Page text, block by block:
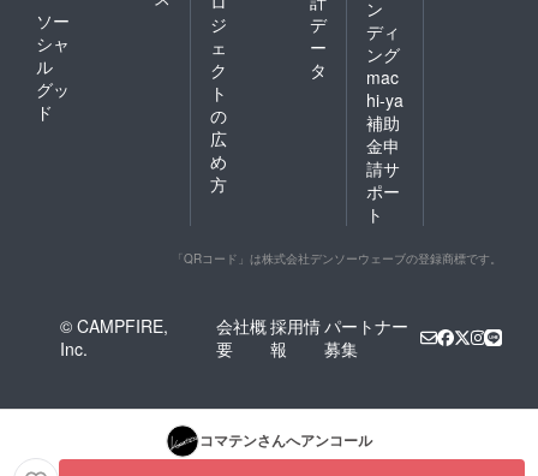
ソー
シャ
ル
グッ
ド
ジ
ェ
ク
ト
の
広
め
方
デ
ー
タ
ン
ディ
ング
mac
hi-ya
補助
金申
請サ
ポー
ト
「QRコード」は株式会社デンソーウェーブの登録商標です。
© CAMPFIRE,
Inc.
会社概
要
採用情
報
パートナー
募集
コマテンさんへアンコール